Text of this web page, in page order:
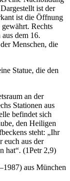
ist der
ist die Öffnung
Rechts
dem 16.
Menschen, die
Statue, die den
an der
Stationen aus
befindet sich
den Heiligen
steht: „Ihr
euch aus der
hat“. (1Petr 2,9)
aus München